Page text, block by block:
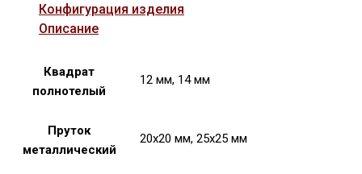
Конфигурация изделия
Описание
Квадрат
полнотелый
12 мм, 14 мм
Пруток
металлический
20х20 мм, 25х25 мм